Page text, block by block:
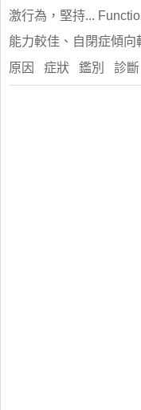
激行為，堅持...
能力較佳、自閉症傾向
原因 症狀 鑑別 診